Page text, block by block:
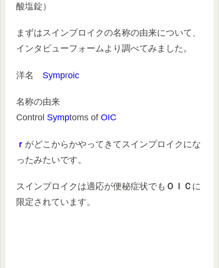
酸塩錠）
まずはスインプロイクの名称の由来について、
インタビューフォームより調べてみました。
洋名 Symproic
名称の由来
Control Symptoms of OIC
ｒ がどこからかやってきてスインプロイクにな
ったみたいです。
スインプロイクは適応が便秘症状でも ＯＩＣ に
限定されています。